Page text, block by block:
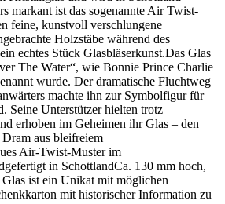
markant ist das sogenannte Air Twist-
feine, kunstvoll verschlungene
Holzstäbe während des
echtes Stück Glasbläserkunst.Das Glas
The Water“, wie Bonnie Prince Charlie
wurde. Der dramatische Fluchtweg
machte ihn zur Symbolfigur für
Seine Unterstützer hielten trotz
erhoben im Geheimen ihr Glas – den
aus bleifreiem
Air-Twist-Muster im
in SchottlandCa. 130 mm hoch,
ist ein Unikat mit möglichen
mit historischer Information zu